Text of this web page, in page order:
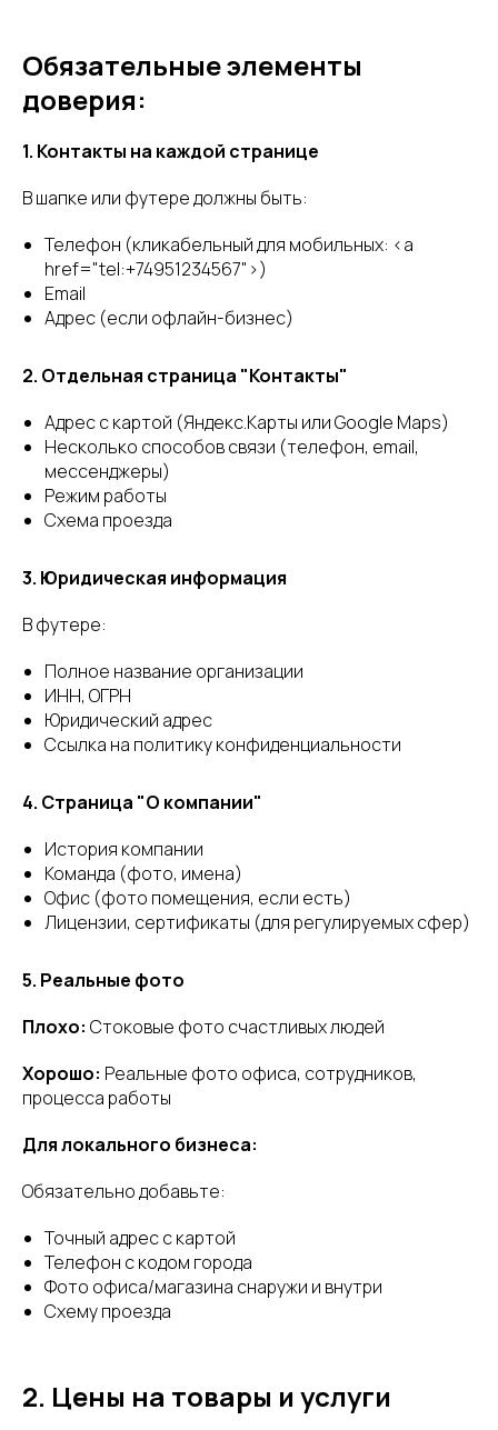
Обязательные элементы
доверия:
1. Контакты на каждой странице
В шапке или футере должны быть:
Телефон (кликабельный для мобильных: <a
href="tel:+74951234567">)
Email
Адрес (если офлайн-бизнес)
2. Отдельная страница "Контакты"
Адрес с картой (Яндекс.Карты или Google Maps)
Несколько способов связи (телефон, email,
мессенджеры)
Режим работы
Схема проезда
3. Юридическая информация
В футере:
Полное название организации
ИНН, ОГРН
Юридический адрес
Ссылка на политику конфиденциальности
4. Страница "О компании"
История компании
Команда (фото, имена)
Офис (фото помещения, если есть)
Лицензии, сертификаты (для регулируемых сфер)
5. Реальные фото
Плохо: Стоковые фото счастливых людей
Хорошо: Реальные фото офиса, сотрудников,
процесса работы
Для локального бизнеса:
Обязательно добавьте:
Точный адрес с картой
Телефон с кодом города
Фото офиса/магазина снаружи и внутри
Схему проезда
2. Цены на товары и услуги